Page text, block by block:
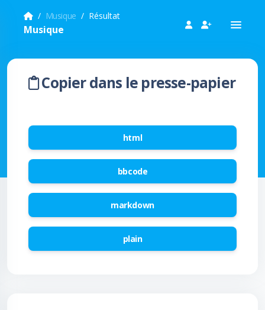
Musique Résultat
Musique
Copier dans le presse-papier
html
bbcode
markdown
plain